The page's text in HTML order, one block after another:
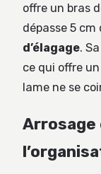
offre un bras
dépasse 5
d’élagage.
ce qui offre
lame ne se